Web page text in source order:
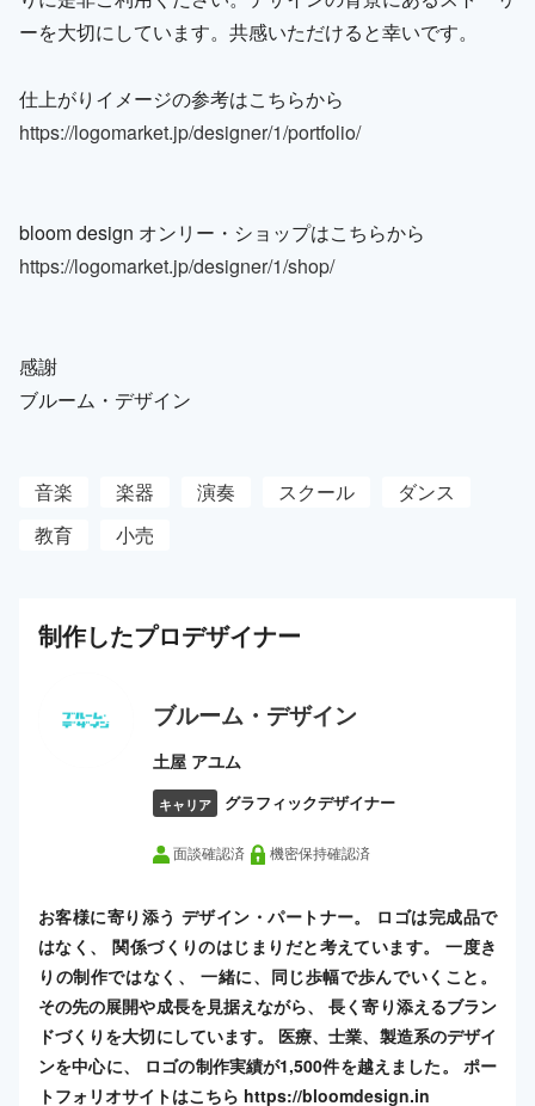
ーを大切にしています。共感いただけると幸いです。
仕上がりイメージの参考はこちらから
https://logomarket.jp/designer/1/portfolio/
bloom design オンリー・ショップはこちらから
https://logomarket.jp/designer/1/shop/
感謝
ブルーム・デザイン
音楽 楽器 演奏 スクール
ダンス
教育
小売
制作したプロデザイナー
ブルーム・デザイン
土屋 アユム
キャリア グラフィックデザイナー
面談確認済 機密保持確認済
お客様に寄り添う デザイン・パートナー。 ロゴは完成品で
はなく、 関係づくりのはじまりだと考えています。 一度き
りの制作ではなく、 一緒に、同じ歩幅で歩んでいくこと。
その先の展開や成長を見据えながら、 長く寄り添えるブラン
ドづくりを大切にしています。 医療、士業、製造系のデザイ
ンを中心に、 ロゴの制作実績が1,500件を越えました。 ポー
トフォリオサイトはこちら https://bloomdesign.in